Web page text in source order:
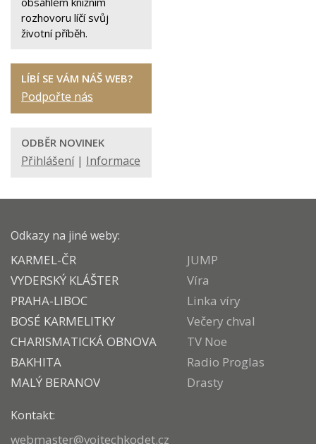
rozhovoru líčí svůj
životní příběh.
LÍBÍ SE VÁM NÁŠ WEB?
Podpořte nás
ODBĚR NOVINEK
Přihlášení| Informace
Odkazy na jiné weby:
KARMEL-ČR
VYDERSKÝ KLÁŠTER
PRAHA-LIBOC
BOSÉ KARMELITKY
CHARISMATICKÁ OBNOVA
BAKHITA
MALÝ BERANOV
JUMP
Víra
Linka víry
Večery chval
TV Noe
Radio Proglas
Drasty
Kontakt:
webmaster@vojtechkodet.cz